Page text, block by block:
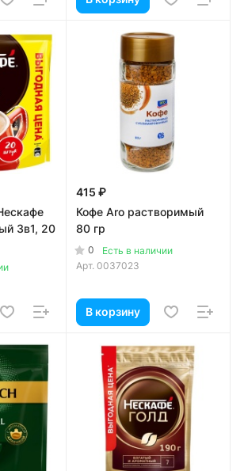
3в1, 20
415 ₽
Кофе Aro растворимый
80 гр
0
Есть в наличии
Арт. 0037023
В корзину